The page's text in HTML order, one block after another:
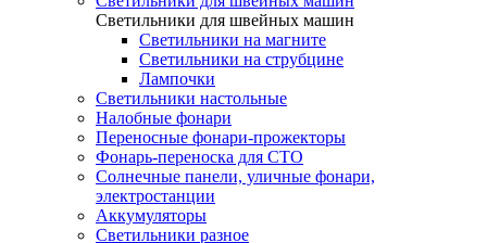
Светильники для швейных машин
Светильники на магните
Светильники на струбцине
Лампочки
Светильники настольные
Налобные фонари
Переносные фонари-прожекторы
Фонарь-переноска для СТО
Солнечные панели, уличные фонари,
электростанции
Аккумуляторы
Светильники разное